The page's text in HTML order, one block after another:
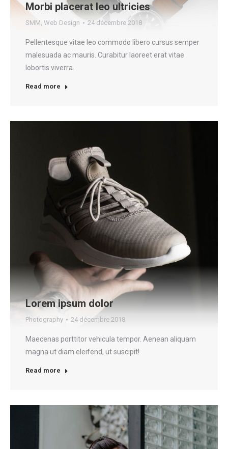
Morbi placerat leo ultricies
SMM, Web Design 24 décembre 2018
Pellentesque vitae leo commodo libero cursus semper
malesuada ac mauris. Curabitur laoreet erat vitae
lobortis viverra.
Read more
Lorem ipsum dolor
Photography 24 décembre 2018
Maecenas porttitor vehicula tempor. Aenean aliquam
magna ut diam eleifend, ut suscipit!
Read more